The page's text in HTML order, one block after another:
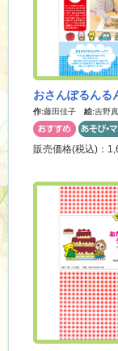
おさんぽるんる
作:藤田佳子 絵:吉野
販売価格(税込)：